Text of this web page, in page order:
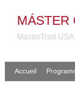
MÁSTER
MasterTrad
Accueil